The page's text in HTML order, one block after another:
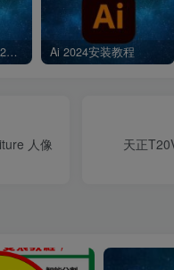
Adobe Photoshop 2024 25.11.0.706 +Neural Filters 图像编辑处理设计+PS2024安装教程 Ai 2024安装教程
人像
天正